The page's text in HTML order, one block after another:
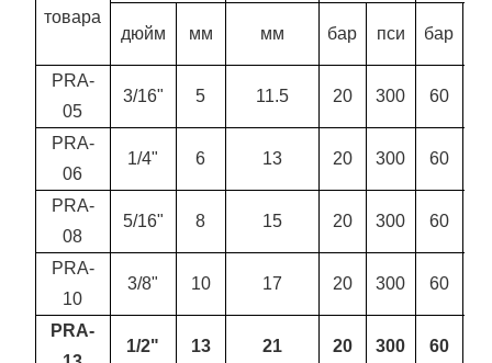
товара
дюйм мм мм бар пси бар
PRA-
05
3/16" 5 11.5 20 300 60
PRA-
06
1/4" 6 13 20 300 60
PRA-
08
5/16" 8 15 20 300 60
PRA-
10
3/8" 10 17 20 300 60
PRA-
1/2" 13 21 20 300 60